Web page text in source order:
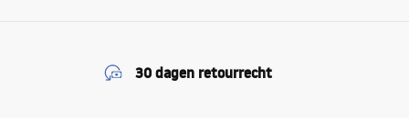
30 dagen retourrecht